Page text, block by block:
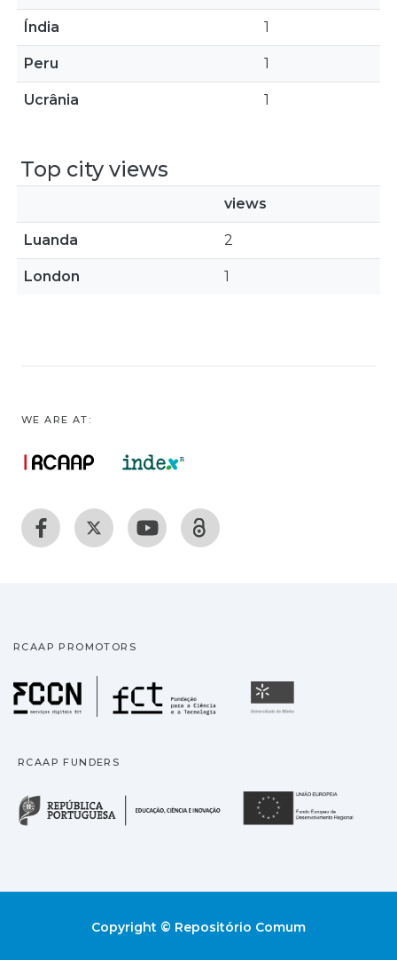
Índia 1
Peru 1
Ucrânia 1
Top city views
views
Luanda 2
London 1
WE ARE AT:
RCAAP PROMOTORS
Fundação para a
RCAAP FUNDERS
República Portuguesa
Copyright © Repositório Comum